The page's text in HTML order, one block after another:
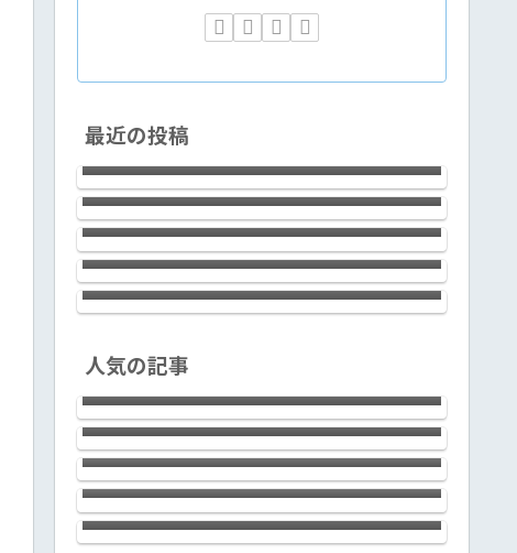
最近の投稿
2023年時点で、アフィリエイトで成
果を出すには過去の成功体験がむし
ろ邪魔くさくなる件
ば浩気鍼灸治療院でOK！60分6,000
円の予約制。
テーラワーダ仏教協会の稲取合宿１
回目の感想など
LAVIE Direct NEXTREME
Carbon（2022年春モデル）は、14ｲ
ﾝﾁの使い勝手の良さとLED IPS液晶
（ノングレア）画面の標準を超えた
見やすさ、滑らかなキータッチとfine
質な極軽モバイルノートです！
【PR】
ＡＩ≒ChatGPTと”夢の超特急新幹
線”は似ている
人気の記事
銀座のサロン エイリッシュガーデ
ン銀座の河原セラピストはお美しく
妖艶でしゃれっ気たっぷり。大満足
のサロンでした！ 心理カウンセラ
ー＋セラピストって凄いんで
す！！ 【PR】
た。健全なタイ古式でちょっぴりメ
ンエスな感じのお店です。会話対応力
バツグン。気分転換に最高ですヨ！
ブログ投稿３か月続けてきた感想
和顔悦色施（わげんえつしきせ）
開き直って別な何かを堂々としてみ
ると、道が開ける